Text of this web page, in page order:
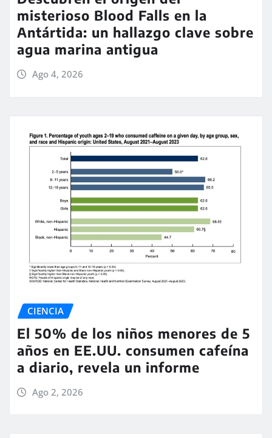
misterioso Blood Falls en la
Antártida: un hallazgo clave sobre
agua marina antigua
Ago 4, 2026
CIENCIA
El 50% de los niños menores de 5
años en EE.UU. consumen cafeína
a diario, revela un informe
Ago 2, 2026